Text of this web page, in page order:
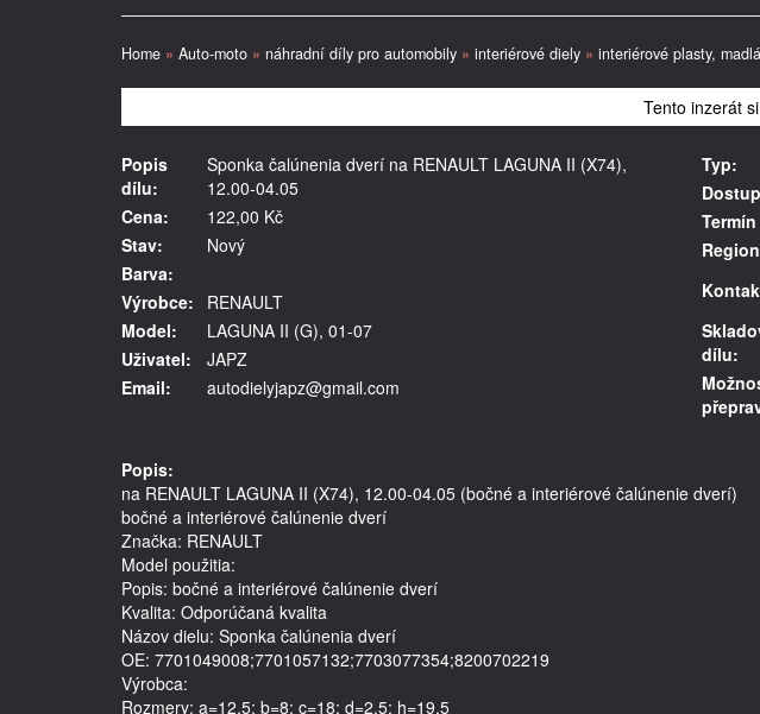
Home » Auto-moto » náhradní díly pro automobily » interiérové diely » interiérové plasty,
Tento inzerát
Popis
dílu:
Sponka čalúnenia dverí na RENAULT LAGUNA II (X74),
12.00-04.05
Cena:
122,00 Kč
Stav:
Nový
Barva:
Výrobce:
RENAULT
Model:
LAGUNA II (G), 01-07
Uživatel:
JAPZ
Email:
autodielyjapz@gmail.com
Typ:
dílu:
Popis:
na RENAULT LAGUNA II (X74), 12.00-04.05 (bočné a interiérové čalúnenie dverí)
bočné a interiérové čalúnenie dverí
Značka: RENAULT
Model použitia:
Popis: bočné a interiérové čalúnenie dverí
Kvalita: Odporúčaná kvalita
Názov dielu: Sponka čalúnenia dverí
OE: 7701049008;7701057132;7703077354;8200702219
Výrobca:
Rozmery: a=12,5; b=8; c=18; d=2,5; h=19,5